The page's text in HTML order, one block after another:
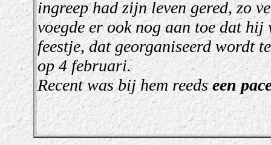
ingreep had zijn leven gered, zo
voegde er ook nog aan toe dat
feestje, dat georganiseerd wordt
op 4 februari.
Recent was bij hem reedseen